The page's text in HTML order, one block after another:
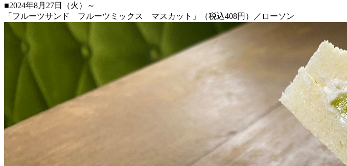
■2024年8月27日（火）～
「フルーツサンド フルーツミックス マスカット」（税込408円）／ローソン